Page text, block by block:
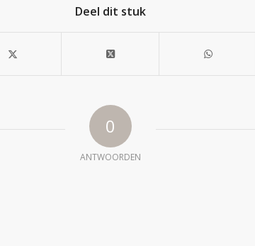
Deel dit stuk
0
ANTWOORDEN